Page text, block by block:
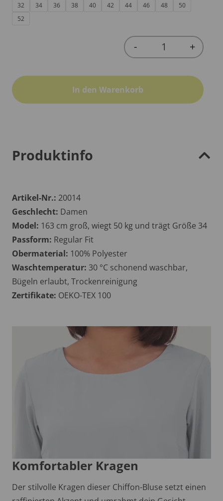
32 34 36 38 40 42 44 46 48
50
52
Quantity
- +
In den Warenkorb
Produktinfo
Artikel-Nr.: 20014
Geschlecht: Damen
Model: 163 cm groß, wiegt 50 kg und trägt Größe 34
Passform: Regular Fit
Obermaterial: 100% Polyester
Waschtemperatur: 30 °C schonend waschbar,
Bügeln erlaubt, Trockenreinigung
Zertifikate: OEKO-TEX 100
Komfortabler Kragen
Der stilvolle Kragen dieser Chiffon-Bluse setzt einen